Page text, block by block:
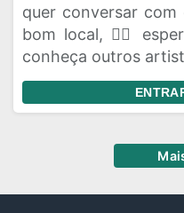
quer conversar
bom local, ✍🏻
conheça outros